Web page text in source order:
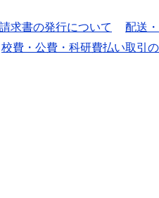
求書の発行について 配送
校費・公費・科研費払い取引